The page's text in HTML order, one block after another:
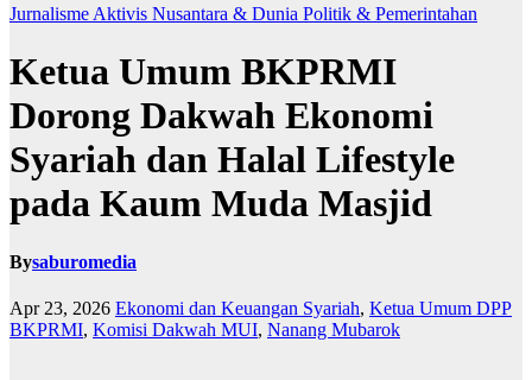
Jurnalisme Aktivis Nusantara & Dunia Politik & Pemerintahan
Ketua Umum BKPRMI
Dorong Dakwah Ekonomi
Syariah dan Halal Lifestyle
pada Kaum Muda Masjid
Bysaburomedia
Apr 23, 2026 Ekonomi dan Keuangan Syariah, Ketua Umum DPP
BKPRMI, Komisi Dakwah MUI, Nanang Mubarok